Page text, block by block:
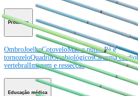
Producto
OmbroJoelhoCotoveloMão e punhoPé e
tornozeloQuadrilOrtobiológicosCirurgia
vertebralImagem e ressecção
Educação médica